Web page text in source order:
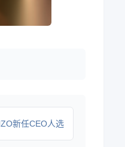
新任CEO人选